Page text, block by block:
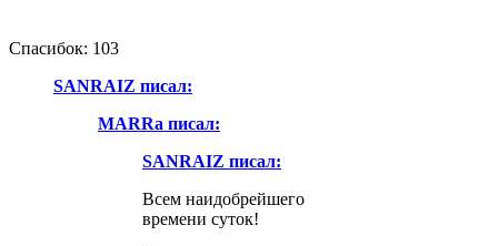
Спасибок: 103
SANRAIZ писал:
MARRa писал:
SANRAIZ писал:
Всем наидобрейшего
времени суток!